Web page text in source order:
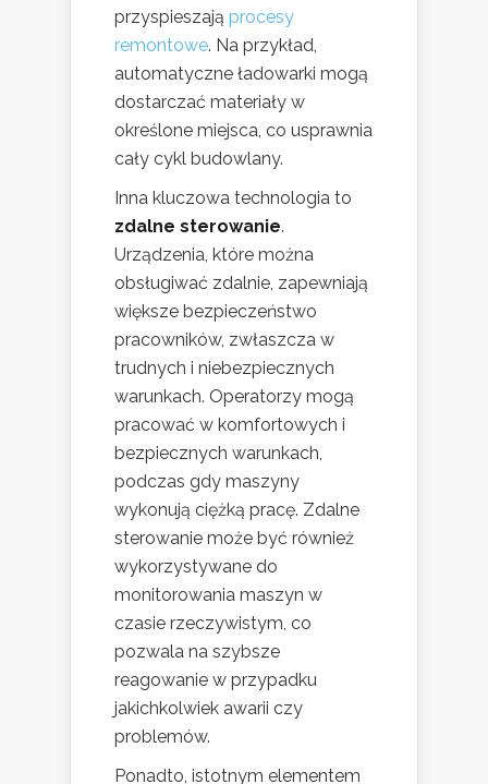
przyspieszają procesy
remontowe. Na przykład,
automatyczne ładowarki mogą
dostarczać materiały w
określone miejsca, co usprawnia
cały cykl budowlany.
Inna kluczowa technologia to
zdalne sterowanie.
Urządzenia, które można
obsługiwać zdalnie, zapewniają
większe bezpieczeństwo
pracowników, zwłaszcza w
trudnych i niebezpiecznych
warunkach. Operatorzy mogą
pracować w komfortowych i
bezpiecznych warunkach,
podczas gdy maszyny
wykonują ciężką pracę. Zdalne
sterowanie może być również
wykorzystywane do
monitorowania maszyn w
czasie rzeczywistym, co
pozwala na szybsze
reagowanie w przypadku
jakichkolwiek awarii czy
problemów.
Ponadto, istotnym elementem